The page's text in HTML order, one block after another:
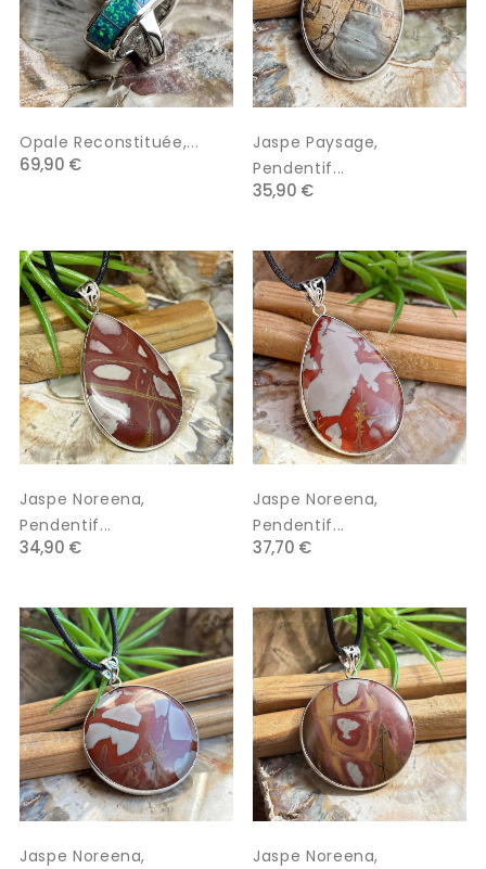
Opale Reconstituée,...
69,90 €
Jaspe Paysage,
Pendentif...
35,90 €
Jaspe Noreena,
Pendentif...
34,90 €
Jaspe Noreena,
Pendentif...
37,70 €
Jaspe Noreena,
Jaspe Noreena,